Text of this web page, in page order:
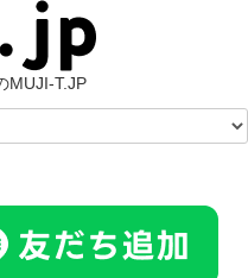
MUJI-T.JP